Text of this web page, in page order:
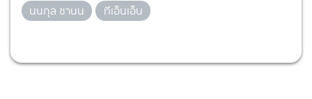
นนกุล ชานน
ทีเอ็นเอ็น